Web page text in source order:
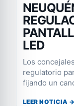
LED
Los
regulatorio
fijando un
LEER NOTICIA →